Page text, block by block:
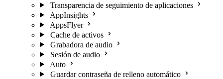
Transparencia de seguimiento de aplicaciones
AppInsights
AppsFlyer
Cache de activos
Grabadora de audio
Sesión de audio
Auto
Guardar contraseña de relleno automático